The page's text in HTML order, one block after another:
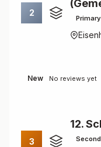
2
Primary
New No reviews yet
3
12.